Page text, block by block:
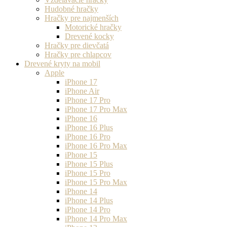
Hudobné hračky
Hračky pre najmenších
Motorické hračky
Drevené kocky
Hračky pre dievčatá
Hračky pre chlapcov
Drevené kryty na mobil
Apple
iPhone 17
iPhone Air
iPhone 17 Pro
iPhone 17 Pro Max
iPhone 16
iPhone 16 Plus
iPhone 16 Pro
iPhone 16 Pro Max
iPhone 15
iPhone 15 Plus
iPhone 15 Pro
iPhone 15 Pro Max
iPhone 14
iPhone 14 Plus
iPhone 14 Pro
iPhone 14 Pro Max